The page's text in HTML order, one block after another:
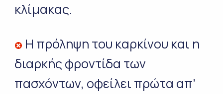
κλίμακας.
Η πρόληψη του καρκίνου και η
διαρκής φροντίδα των
πασχόντων, οφείλει πρώτα απ’